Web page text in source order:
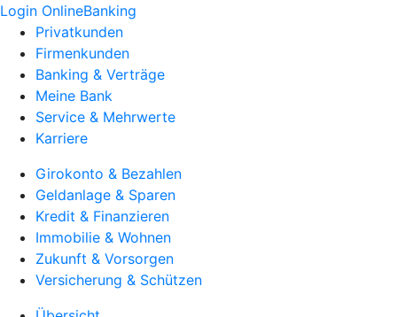
Login OnlineBanking
Privatkunden
Firmenkunden
Banking & Verträge
Meine Bank
Service & Mehrwerte
Karriere
Girokonto & Bezahlen
Geldanlage & Sparen
Kredit & Finanzieren
Immobilie & Wohnen
Zukunft & Vorsorgen
Versicherung & Schützen